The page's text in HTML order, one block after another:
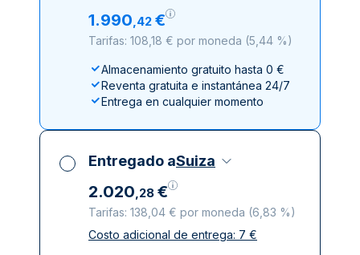
1.990,42 €
Tarifas: 108,18 € por moneda (5,44 %)
Almacenamiento gratuito hasta 0 €
Reventa gratuita e instantánea 24/7
Entrega en cualquier momento
Entregado aSuiza
2.020,28 €
Tarifas: 138,04 € por moneda (6,83 %)
Impuestos incluidos
Costo adicional de entrega: 7 €